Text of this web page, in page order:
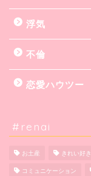
浮気
不倫
恋愛ハウツー
#renai
お土産 きれい好き
コミュニケーション